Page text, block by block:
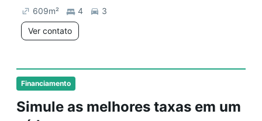
Financiamento
Simule as melhores taxas em um
609m² 4
3
Ver contato